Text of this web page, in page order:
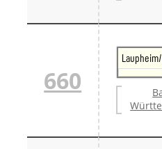
660